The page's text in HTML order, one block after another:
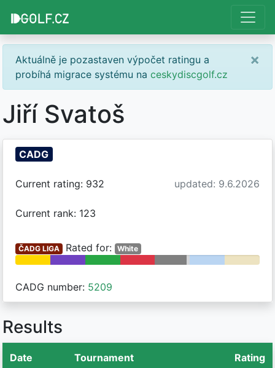
Aktuálně je pozastaven výpočet ratingu a
probíhá migrace systému na ceskydiscgolf.cz
×
Jiří Svatoš
CADG
Current rating: 932 updated: 9.6.2026
Current rank: 123
ČADG LIGA Rated for: White
CADG number: 5209
Results
Date Tournament Rating